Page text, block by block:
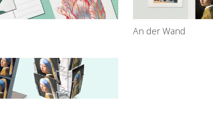
An der Wand